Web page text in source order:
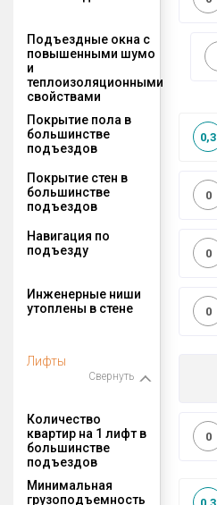
Подъездные окна с
повышенными шумо
и
теплоизоляционными
свойствами
Покрытие пола в
большинстве
подъездов
0,3
Покрытие стен в
большинстве
подъездов
0
Навигация по
подъезду
0
Инженерные ниши
утоплены в стене
0
Лифты
Свернуть
Количество
квартир на 1 лифт в
большинстве
подъездов
0
Минимальная
грузоподъемность